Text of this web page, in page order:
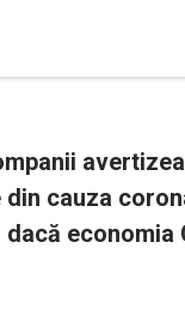
cauza
economia